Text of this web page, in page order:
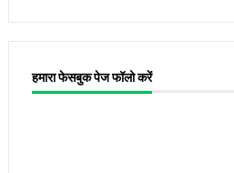
हमारा फेसबुक पेज फॉलो करें